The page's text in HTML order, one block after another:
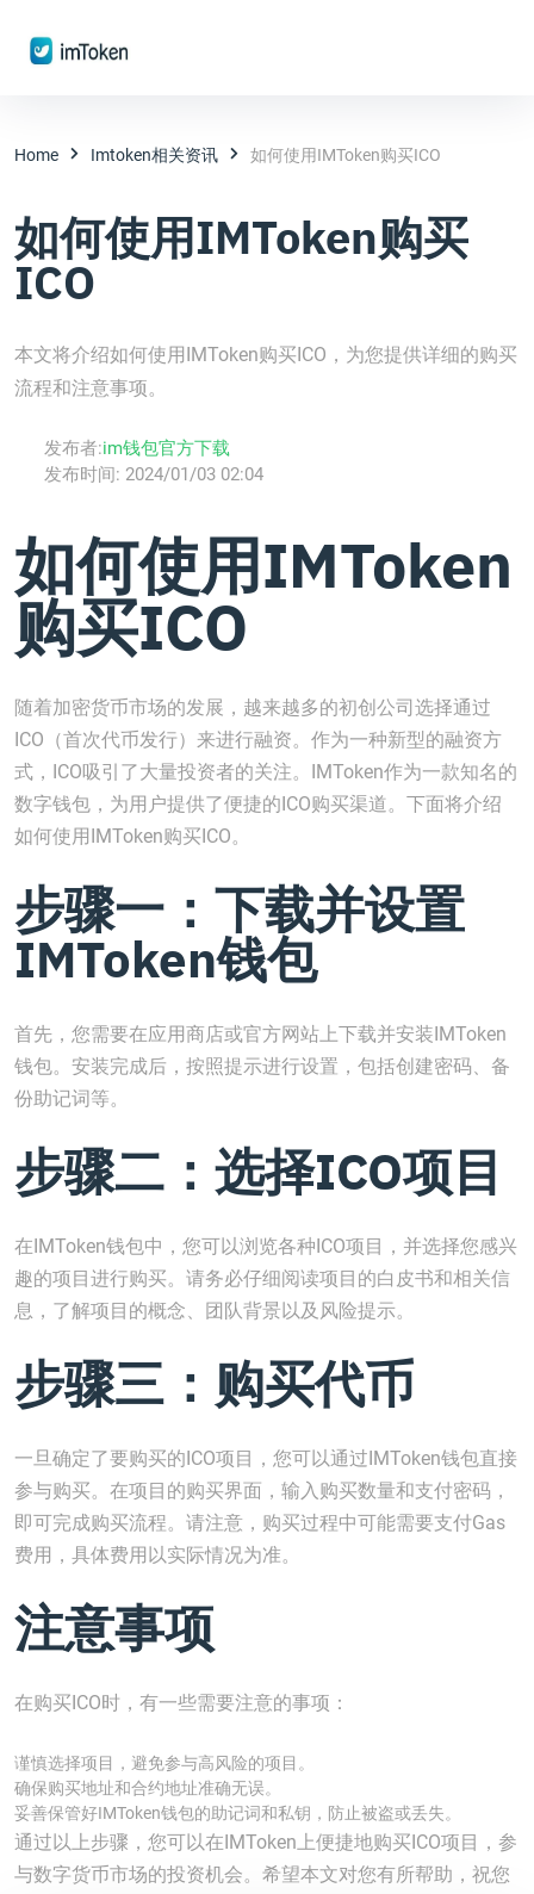
Home Imtoken相关资讯 如何使用IMToken购买ICO
如何使用IMToken购买
ICO
本文将介绍如何使用IMToken购买ICO，为您提供详细的购买
流程和注意事项。
发布者:im钱包官方下载
发布时间: 2024/01/03 02:04
如何使用IMToken
购买ICO
随着加密货币市场的发展，越来越多的初创公司选择通过
ICO（首次代币发行）来进行融资。作为一种新型的融资方
式，ICO吸引了大量投资者的关注。IMToken作为一款知名的
数字钱包，为用户提供了便捷的ICO购买渠道。下面将介绍
如何使用IMToken购买ICO。
步骤一：下载并设置
IMToken钱包
首先，您需要在应用商店或官方网站上下载并安装IMToken
钱包。安装完成后，按照提示进行设置，包括创建密码、备
份助记词等。
步骤二：选择ICO项目
在IMToken钱包中，您可以浏览各种ICO项目，并选择您感兴
趣的项目进行购买。请务必仔细阅读项目的白皮书和相关信
息，了解项目的概念、团队背景以及风险提示。
步骤三：购买代币
一旦确定了要购买的ICO项目，您可以通过IMToken钱包直接
参与购买。在项目的购买界面，输入购买数量和支付密码，
即可完成购买流程。请注意，购买过程中可能需要支付Gas
费用，具体费用以实际情况为准。
注意事项
在购买ICO时，有一些需要注意的事项：
谨慎选择项目，避免参与高风险的项目。
确保购买地址和合约地址准确无误。
妥善保管好IMToken钱包的助记词和私钥，防止被盗或丢失。
通过以上步骤，您可以在IMToken上便捷地购买ICO项目，参
与数字货币市场的投资机会。希望本文对您有所帮助，祝您